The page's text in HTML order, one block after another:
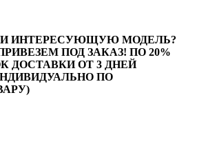
ИНТЕРЕСУЮЩУЮ МОДЕЛЬ?
ПОД ЗАКАЗ! ПО 20%
ДОСТАВКИ ОТ 3 ДНЕЙ
ПО